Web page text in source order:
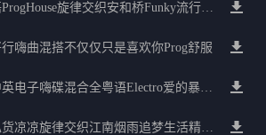
东南亚深情国语ProgHouse旋律交织安和桥Funky流行情怀串烧
嗨曲混搭不仅仅只是喜欢你Prog舒服
幸福之家震撼中英电子嗨碟混合全粤语Electro爱的暴风雨广州雄雄精选
咚咚经典慢舞私货凉凉旋律交织江南烟雨追梦生活精选串烧